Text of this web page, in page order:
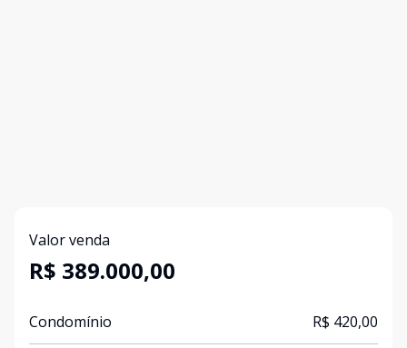
Valor venda
R$ 389.000,00
Condomínio R$ 420,00